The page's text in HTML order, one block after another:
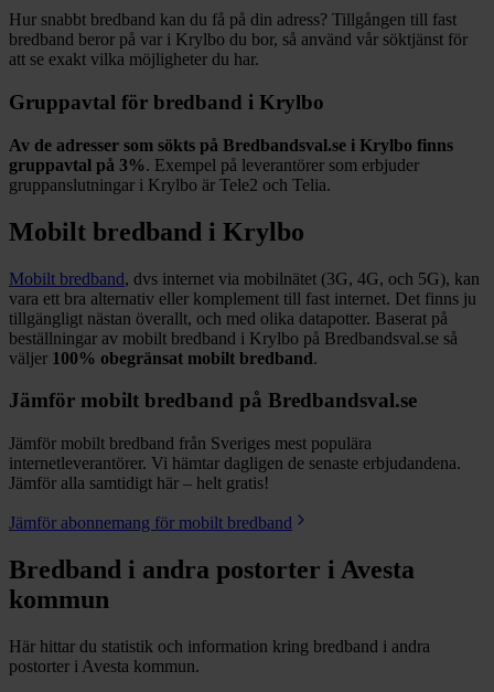
Hur snabbt bredband kan du få på din adress? Tillgången till fast
bredband beror på var i Krylbo du bor, så använd vår söktjänst för
att se exakt vilka möjligheter du har.
Gruppavtal för bredband i Krylbo
Av de adresser som sökts på Bredbandsval.se i Krylbo finns
gruppavtal på 3%. Exempel på leverantörer som erbjuder
gruppanslutningar i Krylbo är Tele2 och Telia.
Mobilt bredband i Krylbo
Mobilt bredband, dvs internet via mobilnätet (3G, 4G, och 5G), kan
vara ett bra alternativ eller komplement till fast internet. Det finns ju
tillgängligt nästan överallt, och med olika datapotter. Baserat på
beställningar av mobilt bredband i Krylbo på Bredbandsval.se så
väljer 100% obegränsat mobilt bredband.
Jämför mobilt bredband på Bredbandsval.se
Jämför mobilt bredband från Sveriges mest populära
internetleverantörer. Vi hämtar dagligen de senaste erbjudandena.
Jämför alla samtidigt här – helt gratis!
Jämför abonnemang för mobilt bredband
Bredband i andra postorter i Avesta
kommun
Här hittar du statistik och information kring bredband i andra
postorter i Avesta kommun.